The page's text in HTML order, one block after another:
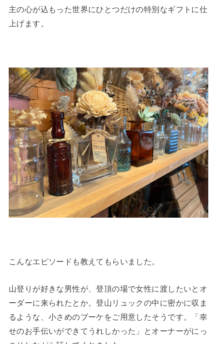
主の心が込もった世界にひとつだけの特別なギフトに仕
上げます。
こんなエピソードも教えてもらいました。
山登りが好きな男性が、登頂の場で女性に渡したいとオ
ーダーに来られたとか。登山リュックの中に密かに収ま
るような、小さめのブーケをご用意したそうです。「幸
せのお手伝いができてうれしかった」とオーナーがにっ